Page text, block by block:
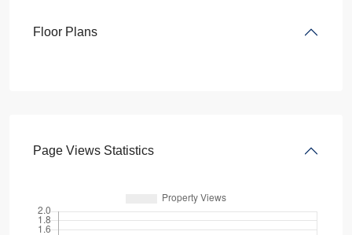
Floor Plans
Page Views Statistics